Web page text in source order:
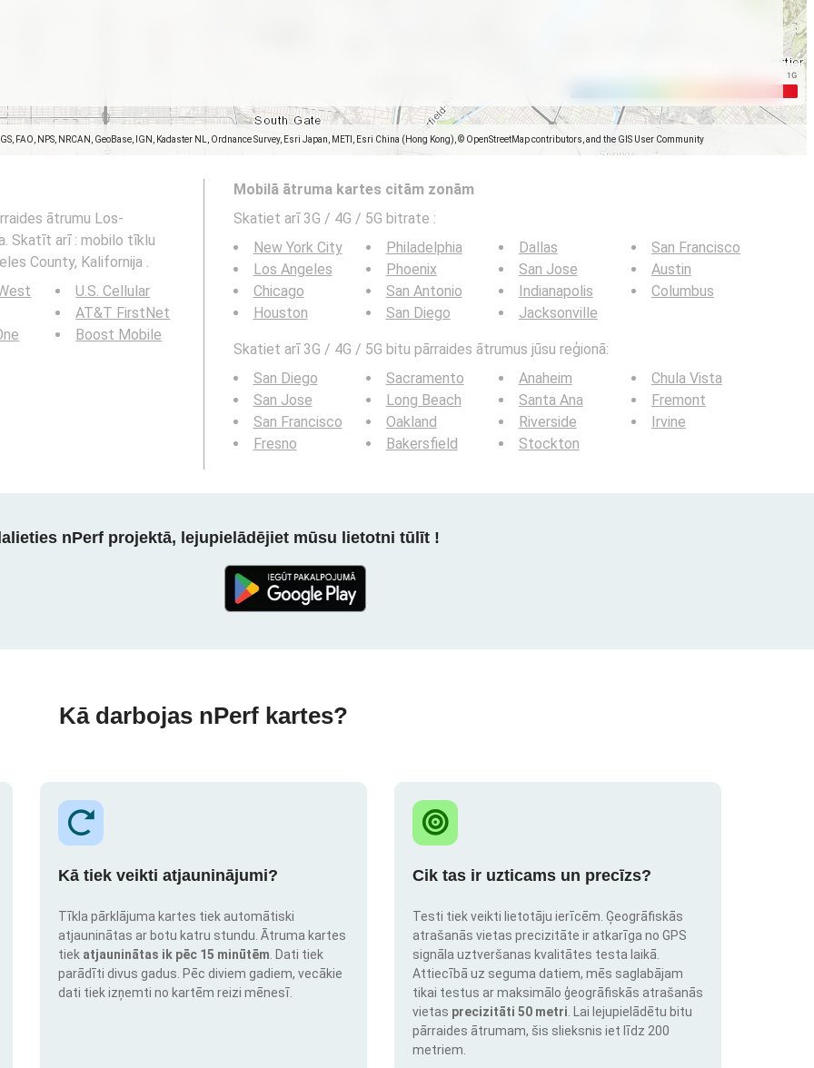
FAO, NPS, NRCAN, GeoBase, IGN, Kadaster NL, Ordnance Survey, Esri Japan, METI, Esri China (Hong Kong), © OpenStreetMap contributors, and the GIS User Community
ātrumu Los-
Skatīt arī : mobilo tīklu
County, Kalifornija .
U.S. Cellular
AT&T FirstNet
Boost Mobile
Mobilā ātruma kartes citām zonām
Skatiet arī 3G / 4G / 5G bitrate :
New York City
Los Angeles
Chicago
Houston
Philadelphia
Phoenix
San Antonio
San Diego
Dallas
San Jose
Indianapolis
Jacksonville
San Francisco
Austin
Columbus
Skatiet arī 3G / 4G / 5G bitu pārraides ātrumus jūsu reģionā:
San Diego
San Jose
San Francisco
Fresno
Sacramento
Long Beach
Oakland
Bakersfield
Anaheim
Santa Ana
Riverside
Stockton
Chula Vista
Fremont
Irvine
nPerf projektā, lejupielādējiet mūsu lietotni tūlīt !
Kā darbojas nPerf kartes?
Kā tiek veikti atjauninājumi?
Tīkla pārklājuma kartes tiek automātiski
atjauninātas ar botu katru stundu. Ātruma kartes
tiek atjauninātas ik pēc 15 minūtēm . Dati tiek
parādīti divus gadus. Pēc diviem gadiem, vecākie
dati tiek izņemti no kartēm reizi mēnesī.
Cik tas ir uzticams un precīzs?
Testi tiek veikti lietotāju ierīcēm. Ģeogrāfiskās
atrašanās vietas precizitāte ir atkarīga no GPS
signāla uztveršanas kvalitātes testa laikā.
Attiecībā uz seguma datiem, mēs saglabājam
tikai testus ar maksimālo ģeogrāfiskās atrašanās
vietas precizitāti 50 metri . Lai lejupielādētu bitu
pārraides ātrumam, šis slieksnis iet līdz 200
metriem.